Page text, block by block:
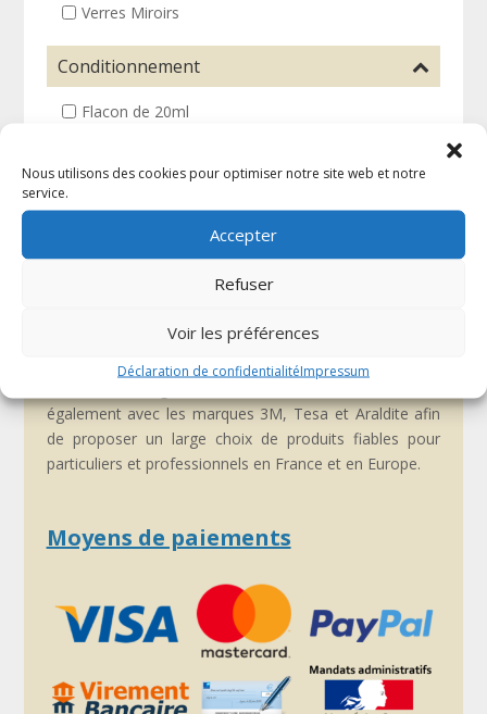
Nous utilisons des cookies pour optimiser notre site web et notre
service.
Accepter
Refuser
Voir les préférences
Déclaration de confidentialitéImpressum
Verres Miroirs
Conditionnement
Flacon de 20ml
Qui sommes-nous ?
Assembler-coller, du groupe By-Pixcl, est spécialisé
adhésifs, colles et accessoires pour la décoration, le
bricolage et l’industrie.
également avec les marques 3M, Tesa et Araldite afin
de proposer un large choix de produits fiables pour
particuliers et professionnels en France et en Europe.
Moyens de paiements